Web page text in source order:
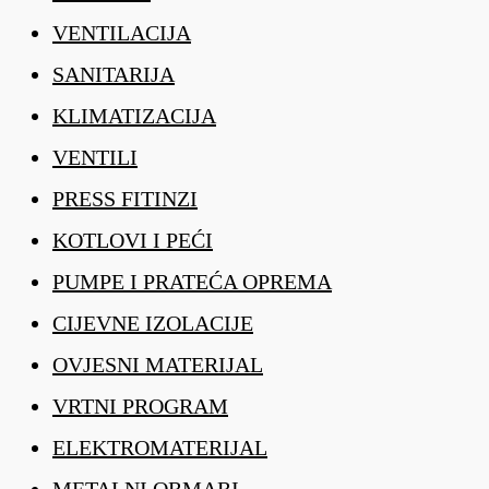
VENTILACIJA
SANITARIJA
KLIMATIZACIJA
VENTILI
PRESS FITINZI
KOTLOVI I PEĆI
PUMPE I PRATEĆA OPREMA
CIJEVNE IZOLACIJE
OVJESNI MATERIJAL
VRTNI PROGRAM
ELEKTROMATERIJAL